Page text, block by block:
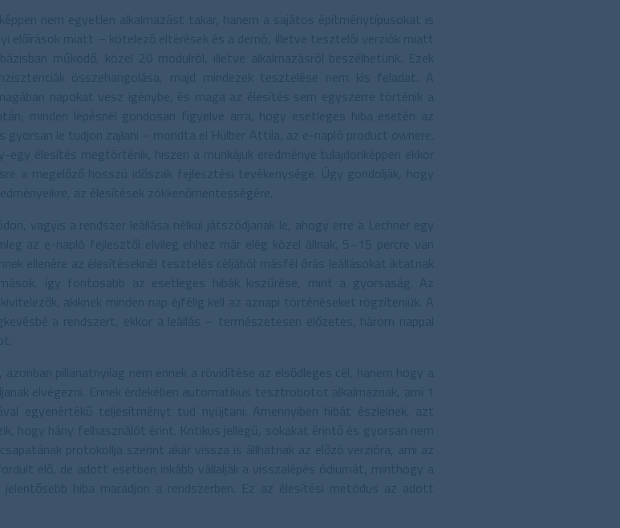
nem egyetlen alkalmazást takar, hanem a sajátos építménytípusokat is
előírások miatt – kötelező eltérések és a demó, illetve tesztelői verziók miatt
működő, közel 20 modulról, illetve alkalmazásról beszélhetünk. Ezek
összehangolása, majd mindezek tesztelése nem kis feladat. A
napokat vesz igénybe, és maga az élesítés sem egyszerre történik a
minden lépésnél gondosan figyelve arra, hogy esetleges hiba esetén az
le tudjon zajlani – mondta el Hülber Attila, az e-napló product ownere.
élesítés megtörténik, hiszen a munkájuk eredménye tulajdonképpen ekkor
a megelőző hosszú időszak fejlesztési tevékenysége. Úgy gondolják, hogy
az élesítések zökkenőmentességére.
vagyis a rendszer leállása nélkül játszódjanak le, ahogy erre a Lechner egy
az e-napló fejlesztői elvileg ehhez már elég közel állnak, 5–15 percre van
ellenére az élesítéseknél tesztelés céljából másfél órás leállásokat iktatnak
így fontosabb az esetleges hibák kiszűrése, mint a gyorsaság. Az
akiknek minden nap éjfélig kell az aznapi történéseket rögzíteniük. A
a rendszert, ekkor a leállás – természetesen előzetes, három nappal
pillanatnyilag nem ennek a rövidítése az elsődleges cél, hanem hogy a
elvégezni. Ennek érdekében automatikus tesztrobotot alkalmaznak, ami 1
egyenértékű teljesítményt tud nyújtani. Amennyiben hibát észlelnek, azt
hogy hány felhasználót érint. Kritikus jellegű, sokakat érintő és gyorsan nem
protokollja szerint akár vissza is állhatnak az előző verzióra, ami az
elő, de adott esetben inkább vállalják a visszalépés ódiumát, minthogy a
hiba maradjon a rendszerben. Ez az élesítési metódus az adott